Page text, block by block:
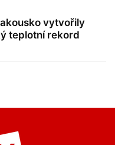
vytvořily
teplotní rekord